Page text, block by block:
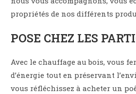
propriétés de nos différents
POSE CHEZ LES
Avec le chauffage au bois, vous
d’énergie tout en préservant
vous réfléchissez à acheter un